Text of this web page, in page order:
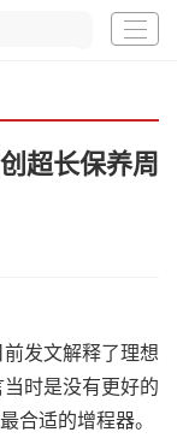
超长保养周
发文解释了理想
时是没有更好的
合适的增程器。